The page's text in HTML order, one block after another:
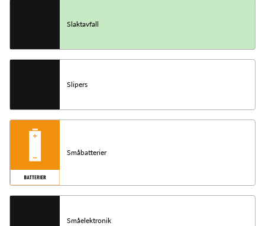
Slaktavfall
Slipers
Småbatterier
Småelektronik